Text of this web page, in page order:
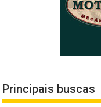
Principais buscas